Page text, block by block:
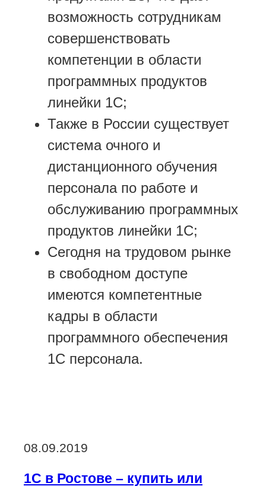
возможность сотрудникам
совершенствовать
компетенции в области
программных продуктов
линейки 1С;
Также в России существует
система очного и
дистанционного обучения
персонала по работе и
обслуживанию программных
продуктов линейки 1С;
Сегодня на трудовом рынке
в свободном доступе
имеются компетентные
кадры в области
программного обеспечения
1С персонала.
Опубликовано
08.09.2019
1С в Ростове – купить или